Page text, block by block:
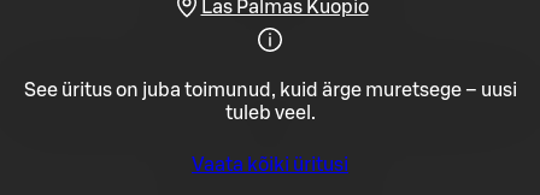
Las Palmas Kuopio
See üritus on juba toimunud, kuid ärge muretsege – uusi
tuleb veel.
Vaata kõiki üritusi